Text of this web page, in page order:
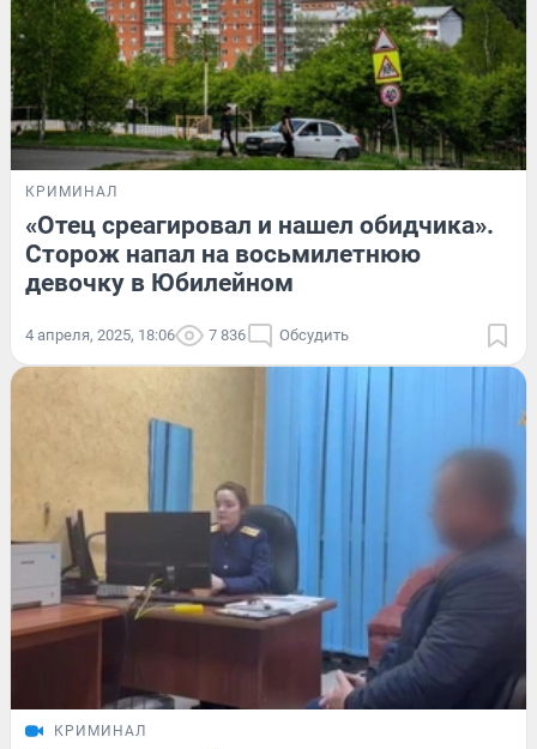
КРИМИНАЛ
«Отец среагировал и нашел обидчика».
Сторож напал на восьмилетнюю
девочку в Юбилейном
4 апреля, 2025, 18:06 7 836 Обсудить
КРИМИНАЛ